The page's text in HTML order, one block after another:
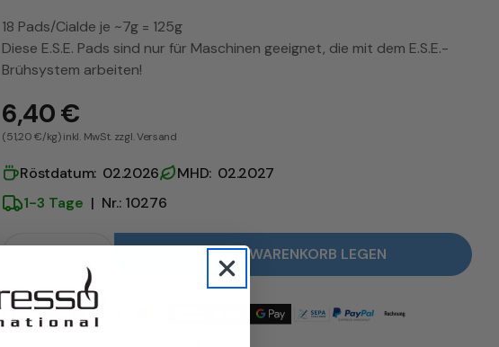
18 Pads/Cialde je ~7g = 125g
Diese E.S.E. Pads sind nur für Maschinen geeignet, die mit dem E.S.E.-
Brühsystem arbeiten!
6,40 €
(51,20 €/kg) inkl. MwSt. zzgl. Versand
Röstdatum: 02.2026
MHD: 02.2027
1-3 Tage | Nr.: 10276
Menge
Menge für Quarta Caffè Espresso ESE Pads verringern
Menge für Quarta Caffè Espresso ESE Pads
IN DEN WARENKORB LEGEN
Zahlungsmethoden